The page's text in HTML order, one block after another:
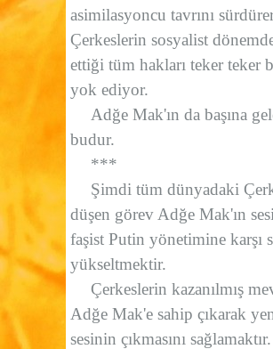
asimilasyoncu tavrını
Çerkeslerin sosyalist
ettiği tüm hakları teker teker
yok ediyor.
Adğe Mak'ın da başına
budur.
***
Şimdi tüm dünyadaki
düşen görev Adğe Mak'ın
faşist Putin yönetimine karşı
yükseltmektir.
Çerkeslerin kazanılmış
Adğe Mak'e sahip çıkarak
sesinin çıkmasını sağlamaktır.